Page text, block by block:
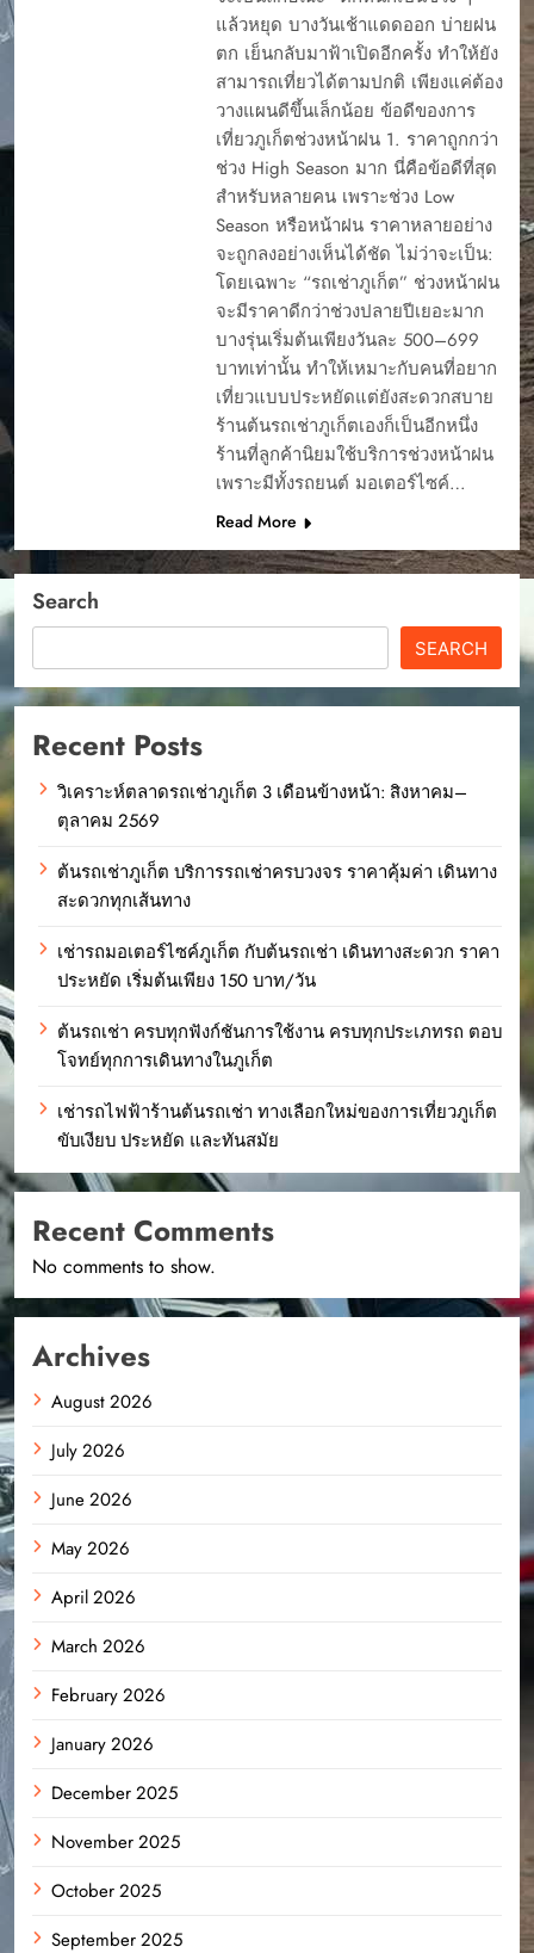
แล้วหยุด บางวันเช้าแดดออก บ่ายฝน
ตก เย็นกลับมาฟ้าเปิดอีกครั้ง ทำให้ยัง
สามารถเที่ยวได้ตามปกติ เพียงแค่ต้อง
วางแผนดีขึ้นเล็กน้อย ข้อดีของการ
เที่ยวภูเก็ตช่วงหน้าฝน 1. ราคาถูกกว่า
ช่วง High Season มาก นี่คือข้อดีที่สุด
สำหรับหลายคน เพราะช่วง Low
Season หรือหน้าฝน ราคาหลายอย่าง
จะถูกลงอย่างเห็นได้ชัด ไม่ว่าจะเป็น:
โดยเฉพาะ “รถเช่าภูเก็ต” ช่วงหน้าฝน
จะมีราคาดีกว่าช่วงปลายปีเยอะมาก
บางรุ่นเริ่มต้นเพียงวันละ 500–699
บาทเท่านั้น ทำให้เหมาะกับคนที่อยาก
เที่ยวแบบประหยัดแต่ยังสะดวกสบาย
ร้านต้นรถเช่าภูเก็ตเองก็เป็นอีกหนึ่ง
ร้านที่ลูกค้านิยมใช้บริการช่วงหน้าฝน
เพราะมีทั้งรถยนต์ มอเตอร์ไซค์…
Read More
Search
SEARCH
Recent Posts
วิเคราะห์ตลาดรถเช่าภูเก็ต 3 เดือนข้างหน้า: สิงหาคม–
ตุลาคม 2569
ต้นรถเช่าภูเก็ต บริการรถเช่าครบวงจร ราคาคุ้มค่า เดินทาง
สะดวกทุกเส้นทาง
เช่ารถมอเตอร์ไซค์ภูเก็ต กับต้นรถเช่า เดินทางสะดวก ราคา
ประหยัด เริ่มต้นเพียง 150 บาท/วัน
ต้นรถเช่า ครบทุกฟังก์ชันการใช้งาน ครบทุกประเภทรถ ตอบ
โจทย์ทุกการเดินทางในภูเก็ต
เช่ารถไฟฟ้าร้านต้นรถเช่า ทางเลือกใหม่ของการเที่ยวภูเก็ต
ขับเงียบ ประหยัด และทันสมัย
Recent Comments
No comments to show.
Archives
August 2026
July 2026
June 2026
May 2026
April 2026
March 2026
February 2026
January 2026
December 2025
November 2025
October 2025
September 2025